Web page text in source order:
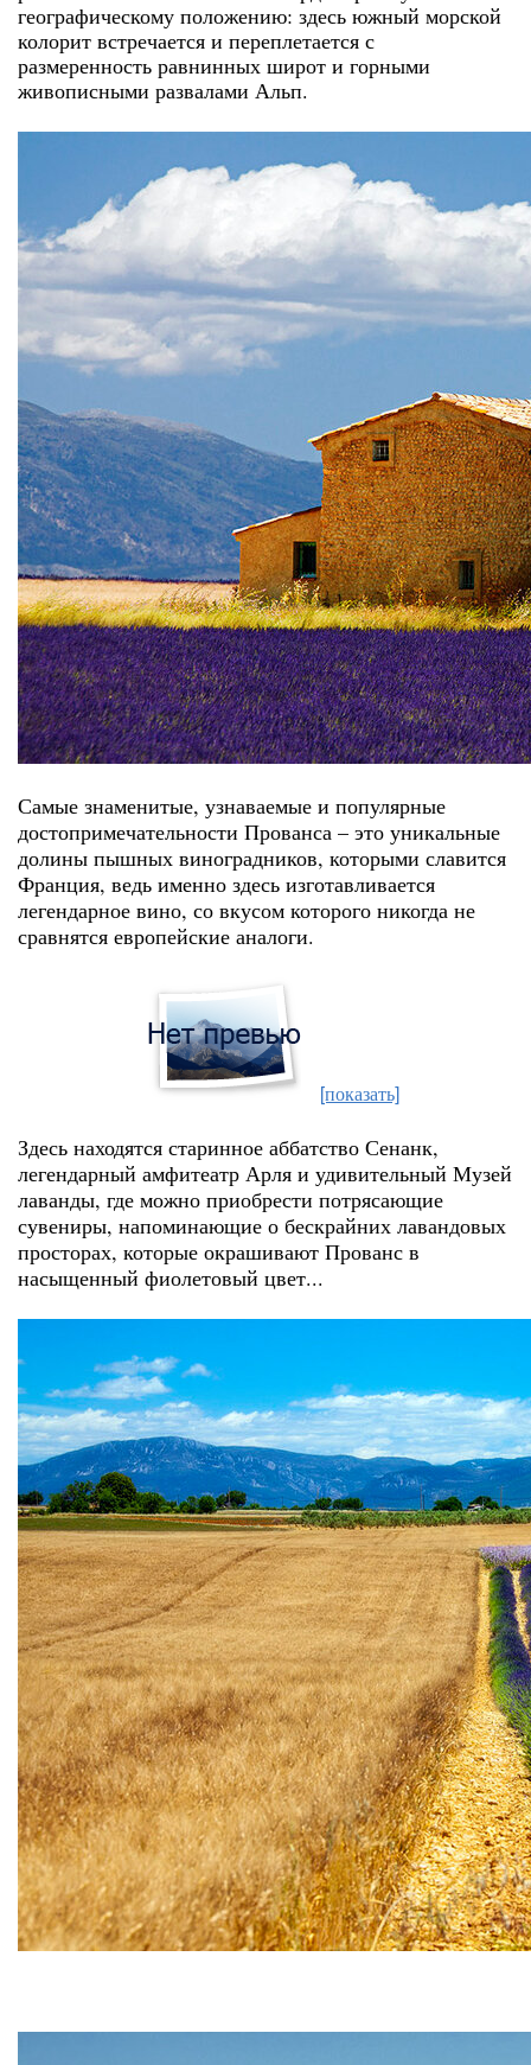
географическому положению: здесь южный морской
колорит встречается и переплетается с
размеренность равнинных широт и горными
живописными развалами Альп.
Самые знаменитые, узнаваемые и популярные
достопримечательности Прованса – это уникальные
долины пышных виноградников, которыми славится
Франция, ведь именно здесь изготавливается
легендарное вино, со вкусом которого никогда не
сравнятся европейские аналоги.
[показать]
Здесь находятся старинное аббатство Сенанк,
легендарный амфитеатр Арля и удивительный Музей
лаванды, где можно приобрести потрясающие
сувениры, напоминающие о бескрайних лавандовых
просторах, которые окрашивают Прованс в
насыщенный фиолетовый цвет...